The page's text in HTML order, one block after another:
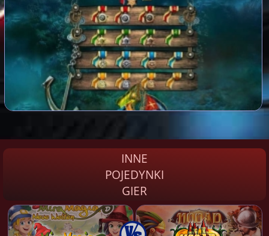
INNE
POJEDYNKI
GIER